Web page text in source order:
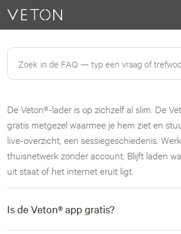
Skip to content
Charging masterpieces
De Veton®-lader is op zichzelf al slim. De
gratis metgezel waarmee je hem ziet en
live-overzicht, een sessiegeschiedenis.
thuisnetwerk zonder account. Blijft laden
uit staat of het internet eruit ligt.
Is de Veton® app gratis?